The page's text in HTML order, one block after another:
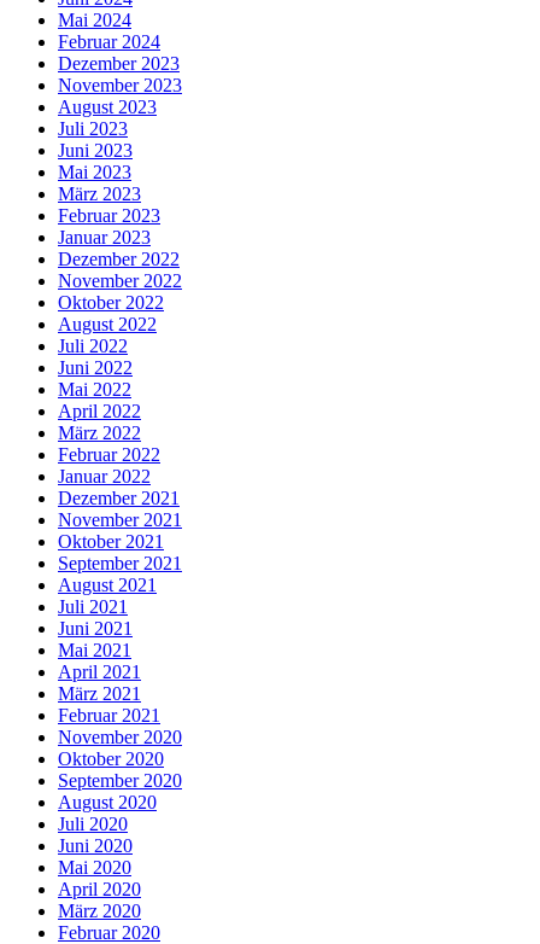
Mai 2024
Februar 2024
Dezember 2023
November 2023
August 2023
Juli 2023
Juni 2023
Mai 2023
März 2023
Februar 2023
Januar 2023
Dezember 2022
November 2022
Oktober 2022
August 2022
Juli 2022
Juni 2022
Mai 2022
April 2022
März 2022
Februar 2022
Januar 2022
Dezember 2021
November 2021
Oktober 2021
September 2021
August 2021
Juli 2021
Juni 2021
Mai 2021
April 2021
März 2021
Februar 2021
November 2020
Oktober 2020
September 2020
August 2020
Juli 2020
Juni 2020
Mai 2020
April 2020
März 2020
Februar 2020